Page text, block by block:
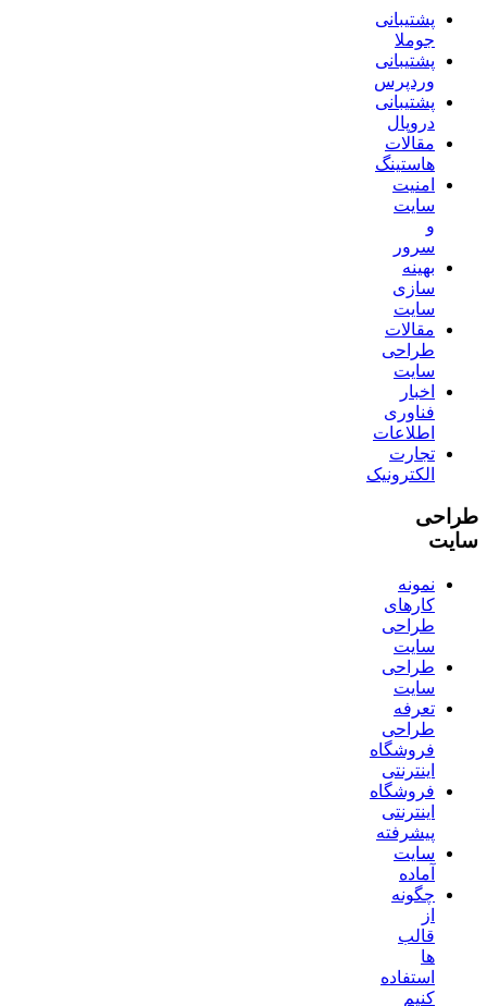
پشتیبانی
جوملا
پشتیبانی
وردپرس
پشتیبانی
دروپال
مقالات
هاستینگ
امنیت
سایت
و
سرور
بهینه
سازی
سایت
مقالات
طراحی
سایت
اخبار
فناوری
اطلاعات
تجارت
الکترونیک
طراحی
سایت
نمونه
کارهای
طراحی
سایت
طراحی
سایت
تعرفه
طراحی
فروشگاه
اینترنتی
فروشگاه
اینترنتی
پیشرفته
سایت
آماده
چگونه
از
قالب
ها
استفاده
کنیم